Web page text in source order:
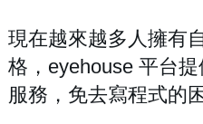
現在越來越多人擁有
格，eyehouse 平台
服務，免去寫程式的困